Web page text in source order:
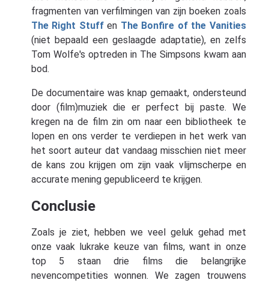
fragmenten van verfilmingen van zijn boeken zoals
The Right Stuffen The Bonfire of the Vanities
(niet bepaald een geslaagde adaptatie), en zelfs
Tom Wolfe's optreden in The Simpsons kwam aan
bod.
De documentaire was knap gemaakt, ondersteund
door (film)muziek die er perfect bij paste. We
kregen na de film zin om naar een bibliotheek te
lopen en ons verder te verdiepen in het werk van
het soort auteur dat vandaag misschien niet meer
de kans zou krijgen om zijn vaak vlijmscherpe en
accurate mening gepubliceerd te krijgen.
Conclusie
Zoals je ziet, hebben we veel geluk gehad met
onze vaak lukrake keuze van films, want in onze
top 5 staan drie films die belangrijke
nevencompetities wonnen. We zagen trouwens